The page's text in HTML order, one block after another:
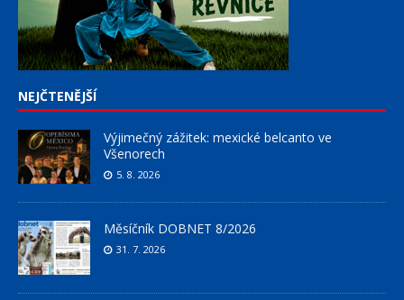
NEJČTENĚJŠÍ
Výjimečný zážitek: mexické belcanto ve
Všenorech
5. 8. 2026
Měsíčník DOBNET 8/2026
31. 7. 2026